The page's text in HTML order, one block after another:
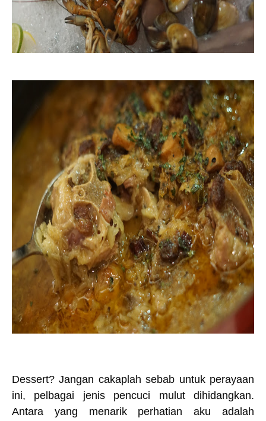
Dessert? Jangan cakaplah sebab untuk perayaan
ini, pelbagai jenis pencuci mulut dihidangkan.
Antara yang menarik perhatian aku adalah